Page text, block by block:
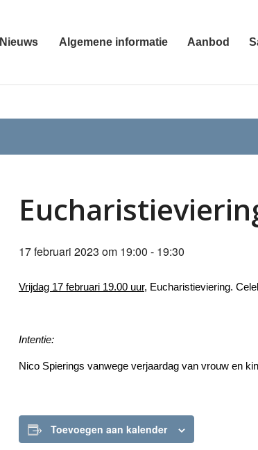
Nieuws Algemene informatie Aanbod
17 februari 2023 om 19:00 - 19:30
Vrijdag 17 februari 19.00 uur, Eucharistieviering.
Intentie:
Nico Spierings vanwege verjaardag van vrouw en
Toevoegen aan kalender